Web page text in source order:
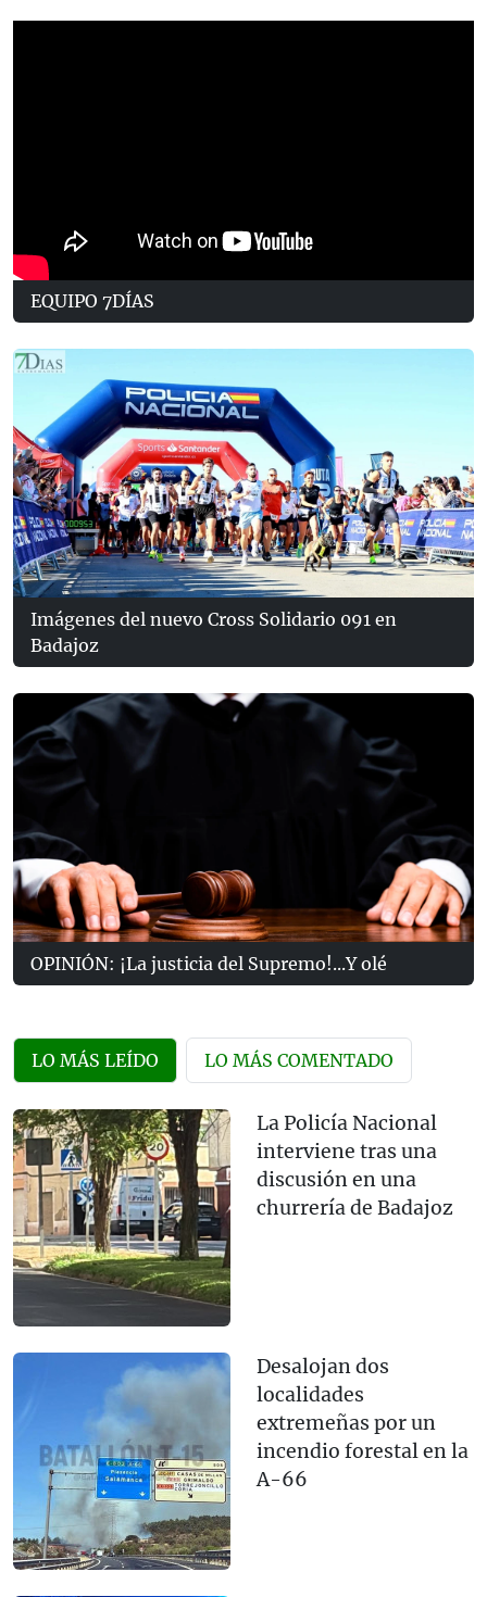
EQUIPO 7DÍAS
Imágenes del nuevo Cross Solidario 091 en
Badajoz
OPINIÓN: ¡La justicia del Supremo!...Y olé
LO MÁS LEÍDO LO MÁS COMENTADO
La Policía Nacional
interviene tras una
discusión en una
churrería de Badajoz
Desalojan dos
localidades
extremeñas por un
incendio forestal en la
A-66